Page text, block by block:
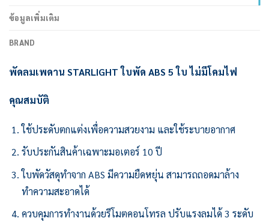
ข้อมูลเพิ่มเติม
BRAND
พัดลมเพดาน STARLIGHT ใบพัด ABS 5 ใบ ไม่มีโคมไฟ
คุณสมบัติ
ใช้ประดับตกแต่งเพื่อความสวยงาม และใช้ระบายอากาศ
รับประกันสินค้าเฉพาะมอเตอร์ 10 ปี
ใบพัดวัสดุทำจาก ABS มีความยืดหยุ่น สามารถถอดมาล้าง
ทำความสะอาดได้
ควบคุมการทำงานด้วยรีโมตคอนโทรล ปรับแรงลมได้ 3 ระดับ